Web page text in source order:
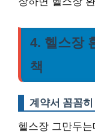
4. 헬스장
책
계약서 꼼꼼
헬스장 그만두